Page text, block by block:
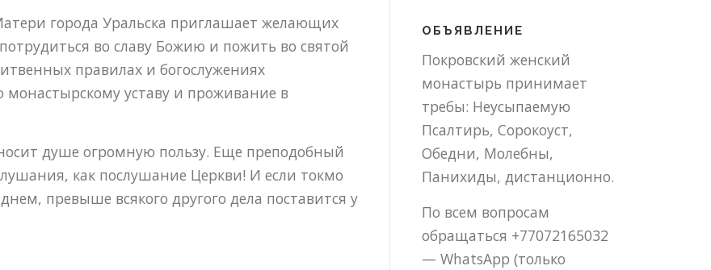
города Уральска приглашает желающих
во славу Божию и пожить во святой
правилах и богослужениях
уставу и проживание в
душе огромную пользу. Еще преподобный
как послушание Церкви! И если токмо
превыше всякого другого дела поставится у
ОБЪЯВЛЕНИЕ
Покровский женский
монастырь принимает
требы: Неусыпаемую
Псалтирь, Сорокоуст,
Обедни, Молебны,
Панихиды, дистанционно.
По всем вопросам
обращаться +77072165032
— WhatsApp (только